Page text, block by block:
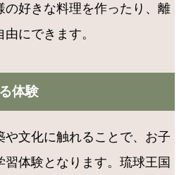
の好きな料理を作ったり、離
にできます。
体験
や文化に触れることで、お子
体験となります。琉球王国